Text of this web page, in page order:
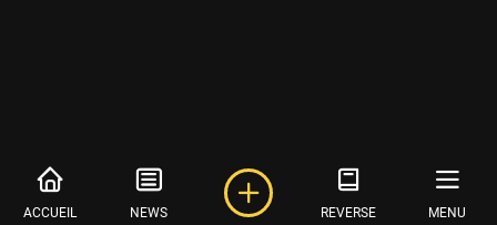
ACCUEIL NEWS REVERSE MENU